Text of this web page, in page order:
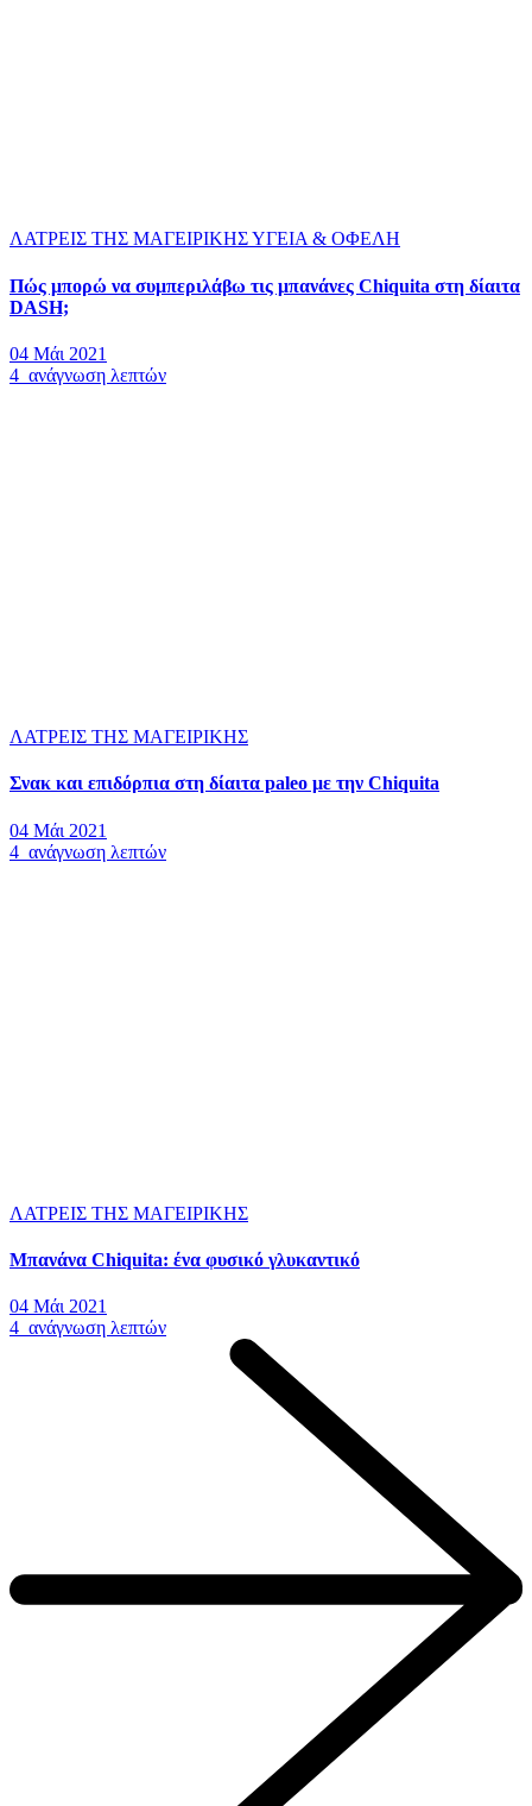
ΛΑΤΡΕΙΣ ΤΗΣ ΜΑΓΕΙΡΙΚΗΣΥΓΕΙΑ & ΟΦΕΛΗ
Πώς μπορώ να συμπεριλάβω τις μπανάνες Chiquita στη δίαιτα
DASH;
04 Μάι 2021
4 ανάγνωση λεπτών
ΛΑΤΡΕΙΣ ΤΗΣ ΜΑΓΕΙΡΙΚΗΣ
Σνακ και επιδόρπια στη δίαιτα paleo με την Chiquita
04 Μάι 2021
4 ανάγνωση λεπτών
ΛΑΤΡΕΙΣ ΤΗΣ ΜΑΓΕΙΡΙΚΗΣ
Μπανάνα Chiquita: ένα φυσικό γλυκαντικό
04 Μάι 2021
4 ανάγνωση λεπτών